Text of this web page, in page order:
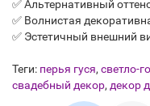
✅ Альтернативный
✅ Волнистая
✅ Эстетичный внешний
Теги: перья гуся, светло-
свадебный декор, декор